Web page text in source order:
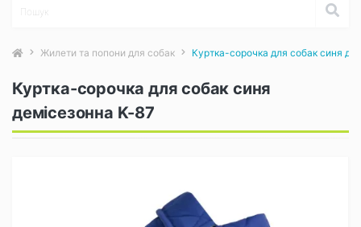
Жилети та попони для собак Куртка-сорочка для собак синя
Куртка-сорочка для собак синя
демісезонна K-87